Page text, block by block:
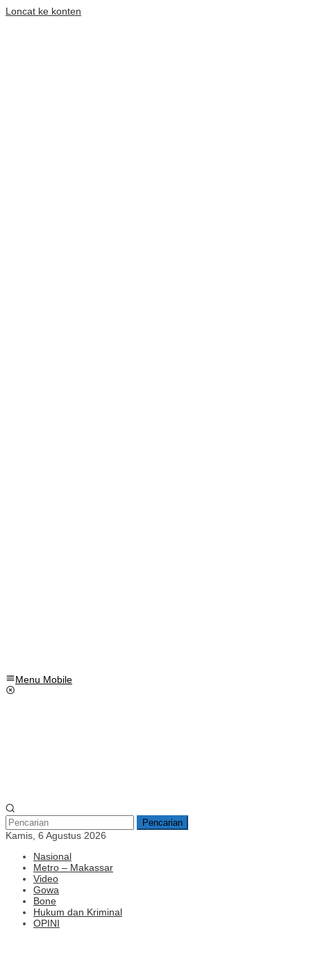
Loncat ke konten
Menu Mobile
Pencarian
Kamis, 6 Agustus 2026
Nasional
Metro – Makassar
Video
Gowa
Bone
Hukum dan Kriminal
OPINI